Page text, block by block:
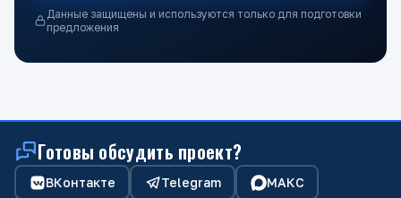
Данные защищены и используются только для подготовки
предложения
Готовы обсудить проект?
ВКонтакте Telegram МАКС